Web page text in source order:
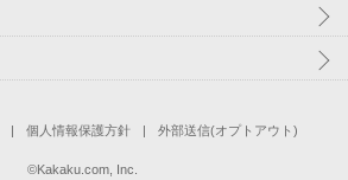
個人情報保護方針 外部送信(オプトアウト)
©Kakaku.com, Inc.